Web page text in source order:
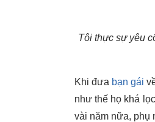
Tôi thực sự yêu
Khi đưa bạn gái
như thế họ khá
vài năm nữa, phụ